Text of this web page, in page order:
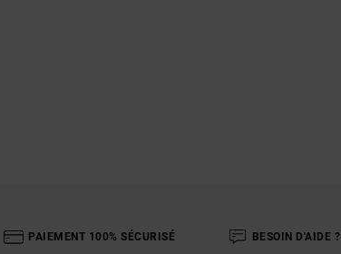
PAIEMENT 100% SÉCURISÉ BESOIN D'AIDE ?